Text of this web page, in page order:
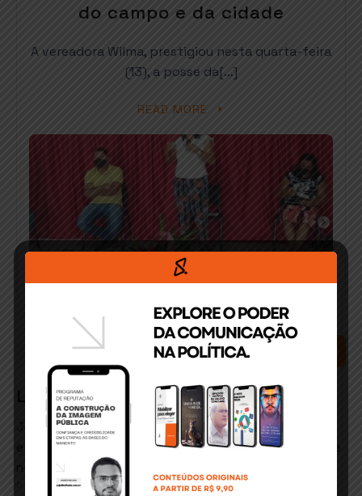
do campo e da cidade
A vereadora Wilma, prestigiou nesta quarta-feira
(13), a posse da[…]
READ MORE
SEARCH
Latest Comments
José Matos conceicao em
ITABUNA: Secretário de
esportes e lazer quer retorno de hidroginástica e
natação em fevereiro
6 DE JANEIRO DE 2021